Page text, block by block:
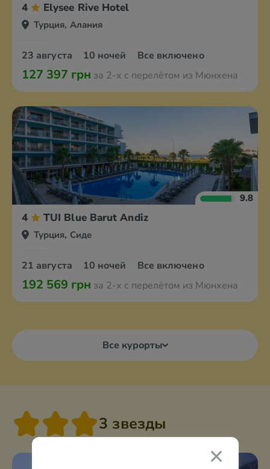
4 Elysee Rive Hotel
Турция, Алания
23 августа 10 ночей Все включено
127 397 грн за 2-х с перелётом из Мюнхена
9.8
4 TUI Blue Barut Andiz
Турция, Сиде
21 августа 10 ночей Все включено
192 569 грн за 2-х с перелётом из Мюнхена
Все курорты
3 звезды